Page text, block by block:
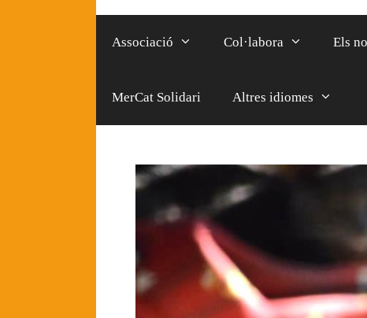
Associació Col·labora Els
MerCat Solidari Altres idiomes